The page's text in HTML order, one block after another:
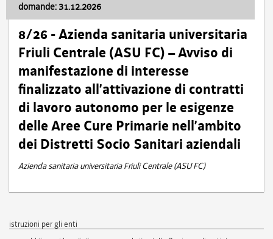
domande: 31.12.2026
8/26 - Azienda sanitaria universitaria
Friuli Centrale (ASU FC) – Avviso di
manifestazione di interesse
finalizzato all’attivazione di contratti
di lavoro autonomo per le esigenze
delle Aree Cure Primarie nell’ambito
dei Distretti Socio Sanitari aziendali
Azienda sanitaria universitaria Friuli Centrale (ASU FC)
istruzioni per gli enti